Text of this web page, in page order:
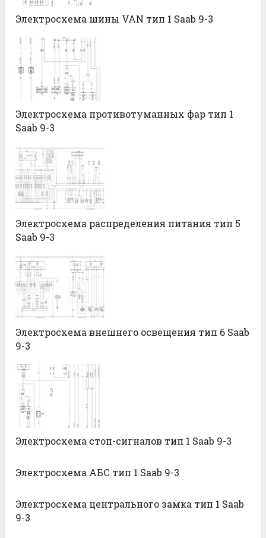
Электросхема шины VAN тип 1 Saab 9-3
Электросхема противотуманных фар тип 1
Saab 9-3
Электросхема распределения питания тип 5
Saab 9-3
Электросхема внешнего освещения тип 6 Saab
9-3
Электросхема стоп-сигналов тип 1 Saab 9-3
Электросхема АБС тип 1 Saab 9-3
Электросхема центрального замка тип 1 Saab
9-3